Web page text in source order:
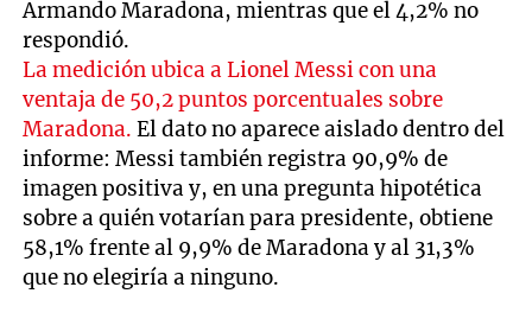
Armando Maradona, mientras que el 4,2% no
respondió.
La medición ubica a Lionel Messi con una
ventaja de 50,2 puntos porcentuales sobre
Maradona. El dato no aparece aislado dentro del
informe: Messi también registra 90,9% de
imagen positiva y, en una pregunta hipotética
sobre a quién votarían para presidente, obtiene
58,1% frente al 9,9% de Maradona y al 31,3%
que no elegiría a ninguno.